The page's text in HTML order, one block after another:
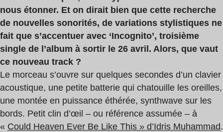
nous étonner. Et on dirait bien que cette recherche
de nouvelles sonorités, de variations stylistiques ne
fait que s’accentuer avec ‘Incognito’, troisième
single de l’album à sortir le 26 avril. Alors, que vaut
ce nouveau track ?
Le morceau s’ouvre sur quelques secondes d’un clavier
acoustique, une petite batterie qui chatouille les oreilles,
une montée en puissance éthérée, synthwave sur les
bords. Petit clin d’œil – ou référence assumée – à
« Could Heaven Ever Be Like This » d’Idris Muhammad.